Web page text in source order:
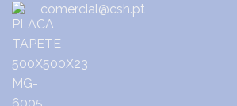
comercial@csh.pt